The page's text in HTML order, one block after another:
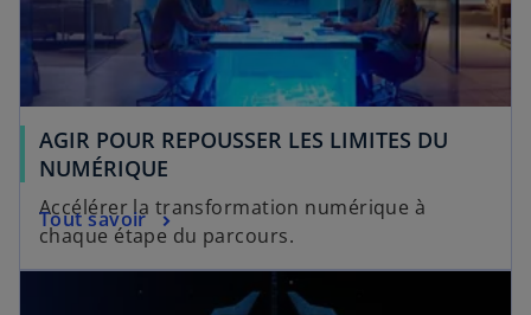
AGIR POUR REPOUSSER LES LIMITES DU
NUMÉRIQUE
Accélérer la transformation numérique à
chaque étape du parcours.
Tout savoir